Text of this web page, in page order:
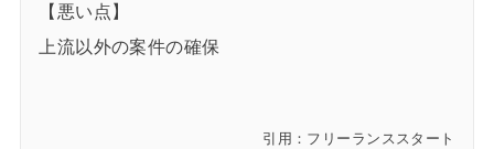
【悪い点】
上流以外の案件の確保
引用：フリーランススタート